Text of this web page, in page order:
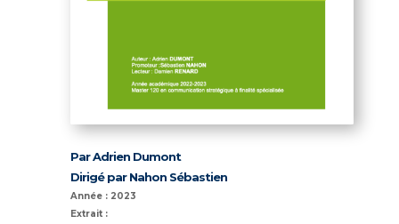
Par Adrien Dumont
Dirigé par Nahon Sébastien
Année : 2023
Extrait :